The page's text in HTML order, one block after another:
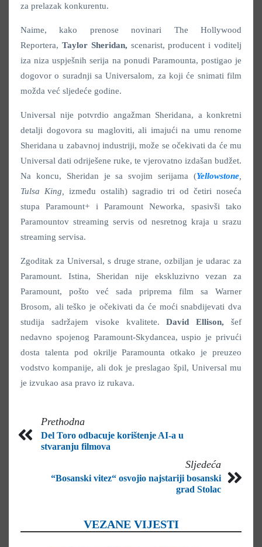
za prelazak konkurentu.
Naime, kako prenose novinari The Hollywood
Reportera, Taylor Sheridan, scenarist, producent i voditelj
iza niza uspješnih serija na ponudi Paramounta, postigao je
dogovor o suradnji sa Universalom, za koji će snimati film
možda već sljedeće godine.
Universal nije potvrdio angažman Sheridana, a konkretni
detalji dogovora su magloviti, ali imajući na umu renome
Sheridana u zabavnoj industriji, može se očekivati da će mu
Universal dati odriješene ruke, te vjerovatno izdašan budžet.
Na koncu, Sheridan je sa svojim serijama (Yellowstone
Tulsa King, između ostalih) sagradio tri od četiri noseća
stupa Paramount+ i Paramount Neworka, spasivši tako
Paramountov streaming servis od nesretnog kraja u srazu
streaming servisa.
Zgoditak za Universal, s druge strane, ozbiljan je udarac za
Paramount. Istina, Sheridan nije ekskluzivno vezan za
Paramount, pošto već sada priprema film sa Warner
Brosom, ali teško je očekivati da će moći snabdijevati dva
studija sadržajem visoke kvalitete.David Ellison,šef
nedavno spojenog Paramount-Skydancea, uspio je privući
dosta talenta pod okrilje Paramounta otkako je preuzeo
vodstvo kompanije, ali dok je preslagao špil, Universal mu
je izvukao asa pravo iz rukava.
Prethodna
Del Toro odbacuje korištenje AI-a u
stvaranju filmova
Sljedeća
“Bosanski vitez“ osvojio najstariji bosanski
grad Stolac
VEZANE VIJESTI